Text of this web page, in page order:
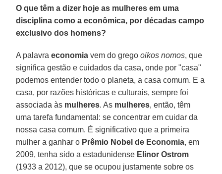
O que têm a dizer hoje as mulheres em uma
disciplina como a econômica, por décadas campo
exclusivo dos homens?
A palavraeconomia vem do gregooikos nomos, que
significa gestão e cuidados da casa, onde por "casa"
podemos entender todo o planeta, a casa comum. E a
casa, por razões históricas e culturais, sempre foi
associada às mulheres. As mulheres, então, têm
uma tarefa fundamental: se concentrar em cuidar da
nossa casa comum. É significativo que a primeira
mulher a ganhar o Prêmio Nobel de Economia, em
2009, tenha sido a estadunidense Elinor Ostrom
(1933 a 2012), que se ocupou justamente sobre os